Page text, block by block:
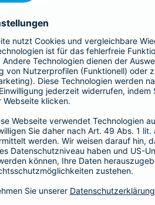
35,64 EUR
29,70 EUR
17,82 EUR
14,85 EUR